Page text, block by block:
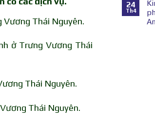
Vương Thái Nguyên.
ở Trưng Vương Thái
Thái Nguyên.
Thái Nguyên.
24
Th4